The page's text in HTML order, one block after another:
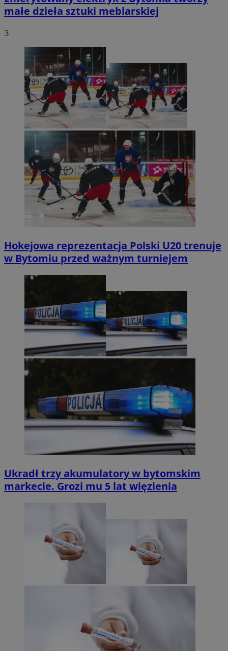
małe dzieła sztuki meblarskiej
3
Hokejowa reprezentacja Polski U20 trenuje
w Bytomiu przed ważnym turniejem
Ukradł trzy akumulatory w bytomskim
markecie. Grozi mu 5 lat więzienia